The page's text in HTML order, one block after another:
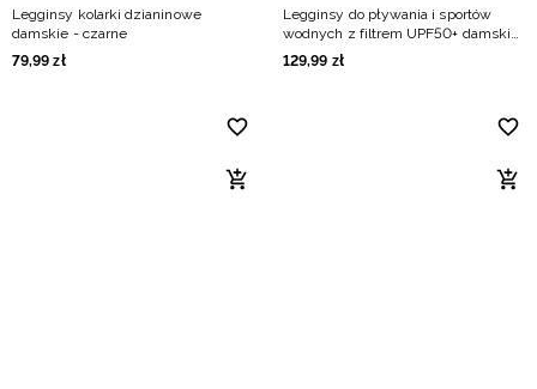
Legginsy kolarki dzianinowe
damskie - czarne
79,99 zł
Legginsy do pływania i sportów
wodnych z filtrem UPF50+ damskie
- czarne
129,99 zł